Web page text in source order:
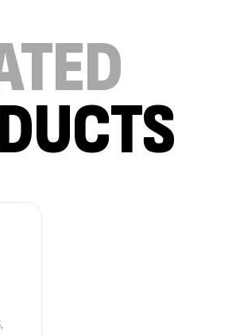
(CreapureⓇ) – 500g –
Matrix – 2000g – 7Nutrition
,